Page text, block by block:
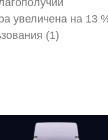
увеличена на 13
(1)